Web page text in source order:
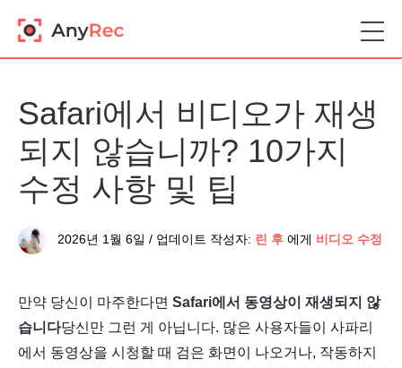
Safari에서 비디오가 재생
되지 않습니까? 10가지
수정 사항 및 팁
2026년 1월 6일 / 업데이트 작성자: 린 후 에게 비디오 수정
만약 당신이 마주한다면 Safari에서 동영상이 재생되지 않
습니다당신만 그런 게 아닙니다. 많은 사용자들이 사파리
에서 동영상을 시청할 때 검은 화면이 나오거나, 작동하지